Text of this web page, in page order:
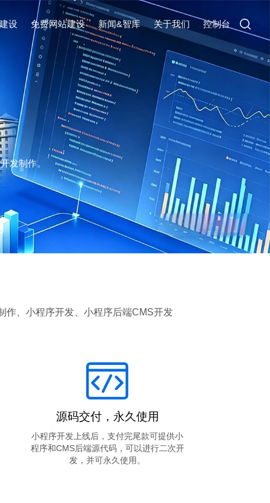
设 免费网站建设 新闻&智库 关于我们 控制台
发制作。
作、小程序开发、小程序后端CMS开发
源码交付，永久使用
小程序开发上线后，支付完尾款可提供小
程序和CMS后端源代码，可以进行二次开
发，并可永久使用。